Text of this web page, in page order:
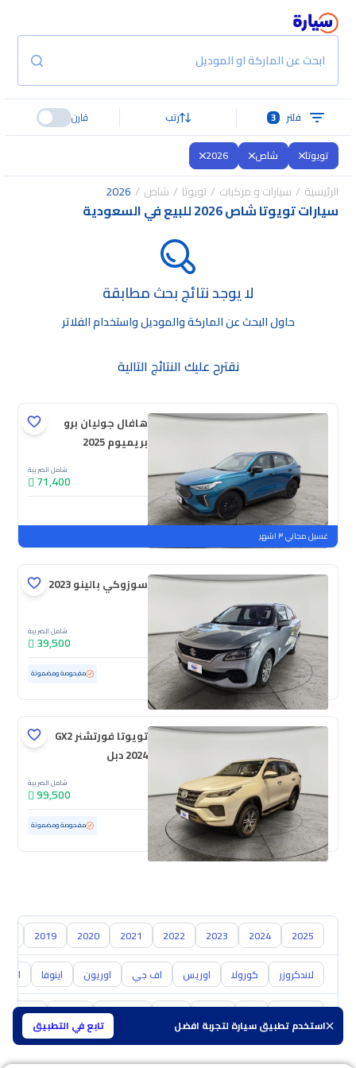
استخدم تطبيق سيارة لتجربة افضل تابع في التطبيق
ابحث عن الماركة او الموديل
فلتر 3 رتب قارن
تويوتا شاص 2026
الرئيسية سيارات و مركبات تويوتا شاص 2026
سيارات تويوتا شاص 2026 للبيع في السعودية
لا يوجد نتائج بحث مطابقة
حاول البحث عن الماركة والموديل واستخدام الفلاتر
نقترح عليك النتائج التالية
هافال جوليان برو
بريميوم 2025
شامل الضريبة
71,400
جديدة
ملوحة
غسيل مجاني ٣ اشهر
سوزوكي بالينو GL 2023
شامل الضريبة
39,500
مستعملة 69,181 كم مفحوصة ومضمونة
تويوتا فورتشنر GX2
2024 دبل
شامل الضريبة
99,500
مستعملة 47,714 كم ممشى قليل مفحوصة ومضمونة
2025
2024
2023
2022
2021
2020
2019
لاندكروزر كورولا اوريس اف جي اوريون اينوفا ايكو
سوزوكي هافال GAC